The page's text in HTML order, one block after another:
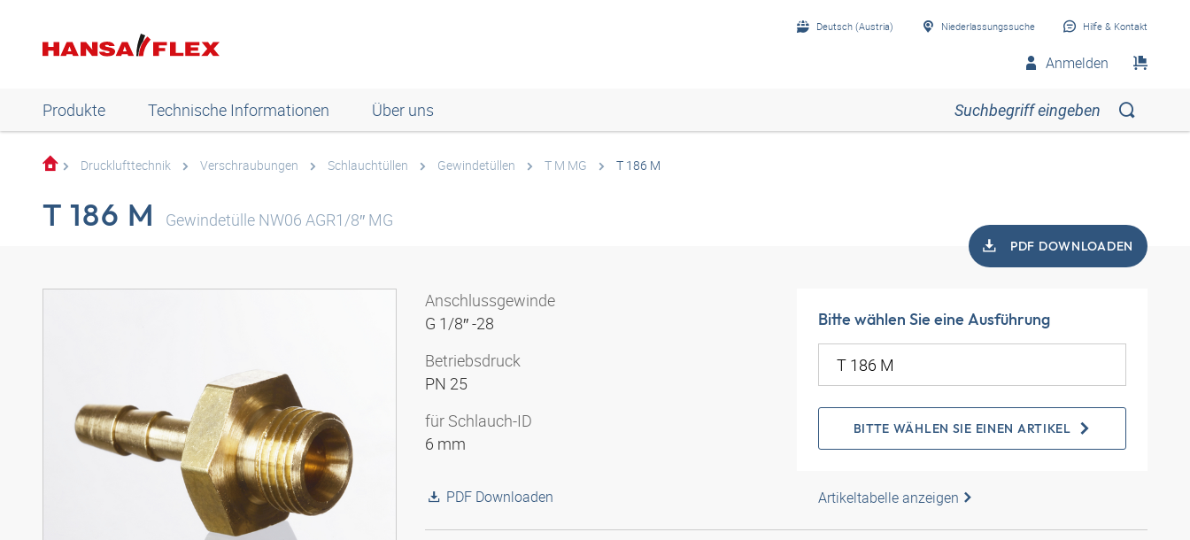
Deutsch (Austria) Niederlassungssuche Hilfe & Kontakt
Anmelden
Produkte Technische Informationen Über uns
Drucklufttechnik Verschraubungen Schlauchtüllen Gewindetüllen T M MG T 186 M
T 186 M Gewindetülle NW06 AGR1/8″ MG
PDF DOWNLOADEN
Anschlussgewinde
G 1/8″ -28
Betriebsdruck
PN 25
für Schlauch-ID
6 mm
PDF Downloaden
Bitte wählen Sie eine Ausführung
BITTE WÄHLEN SIE EINEN ARTIKEL
Artikeltabelle anzeigen